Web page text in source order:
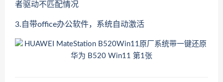
者驱动不匹配情况
3.自带office办公软件，系统自动激活